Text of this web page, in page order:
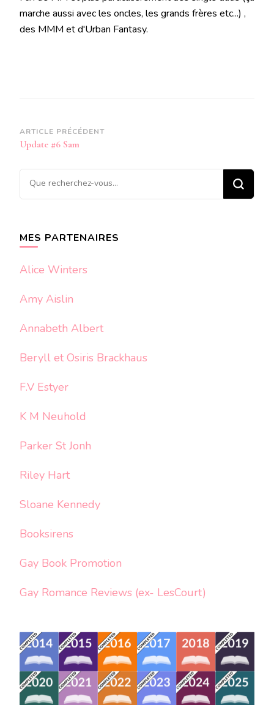
marche aussi avec les oncles, les grands frères etc...) ,
des MMM et d'Urban Fantasy.
Navigation
d’article
ARTICLE PRÉCÉDENT
Update #6 Sam
Vous
recherchiez
MES PARTENAIRES
Alice Winters
Amy Aislin
Annabeth Albert
Beryll et Osiris Brackhaus
F.V Estyer
K M Neuhold
Parker St Jonh
Riley Hart
Sloane Kennedy
Booksirens
Gay Book Promotion
Gay Romance Reviews (ex- LesCourt)